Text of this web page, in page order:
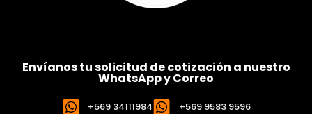
Envíanos tu solicitud de cotización a nuestro
WhatsApp y Correo
+569 34111984 +569 9583 9596